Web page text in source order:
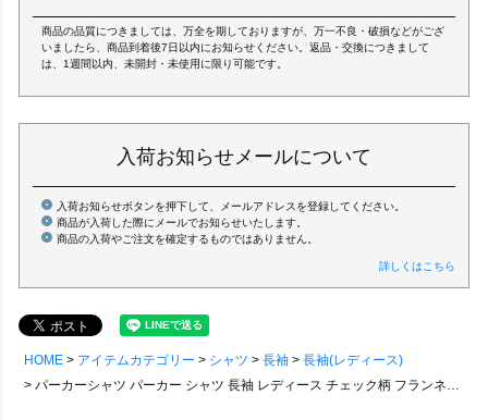
商品の品質につきましては、万全を期しておりますが、万一不良・破損などがござ
いましたら、商品到着後7日以内にお知らせください。返品・交換につきまして
は、1週間以内、未開封・未使用に限り可能です。
入荷お知らせメールについて
入荷お知らせボタンを押下して、メールアドレスを登録してください。
商品が入荷した際にメールでお知らせいたします。
商品の入荷やご注文を確定するものではありません。
詳しくはこちら
HOME アイテムカテゴリー シャツ 長袖
長袖(レディース)
パーカーシャツ パーカー シャツ 長袖 レディース チェック柄 フランネル 前開き フランネル 起毛 ゆったり 大きいサイズ 体型カバー 重ね着 カジュアル 秋 冬 パティ